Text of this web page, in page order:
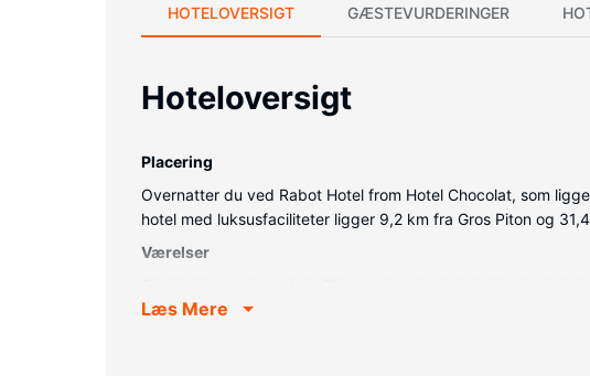
HOTELOVERSIGT GÆSTEVURDERINGER
Hoteloversigt
Placering
Overnatter du ved Rabot Hotel from Hotel Chocolat, som
hotel med luksusfaciliteter ligger 9,2 km fra Gros Piton og
Værelser
bruser samt brusehoved med spredningseffekt og gratis
Læs Mere